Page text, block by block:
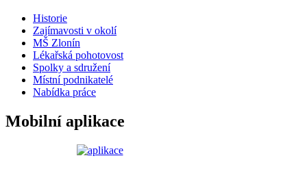
Historie
Zajímavosti v okolí
MŠ Zlonín
Lékařská pohotovost
Spolky a sdružení
Místní podnikatelé
Nabídka práce
Mobilní aplikace